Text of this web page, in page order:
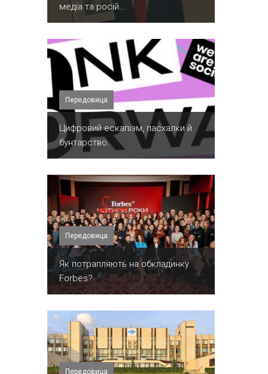
медіа та росій...
Передовица
​Цифровий ескапізм, пасхалки й
бунтарство.
Передовица
​Як потрапляють на обкладинку
Forbes?
Передовица